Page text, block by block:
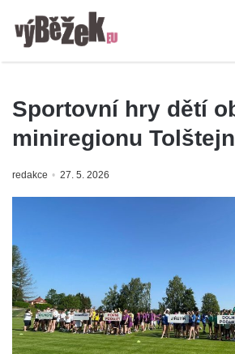
Sportovní hry dětí
miniregionu
redakce 27. 5. 2026